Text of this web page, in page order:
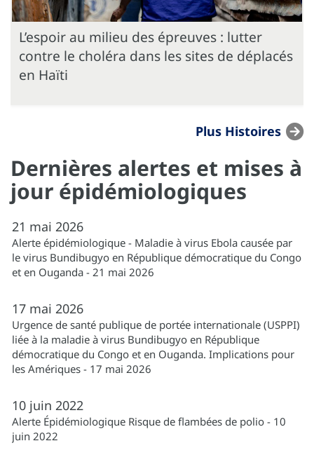
L’espoir au milieu des épreuves : lutter
contre le choléra dans les sites de déplacés
en Haïti
Plus Histoires
Dernières alertes et mises à
jour épidémiologiques
21 mai 2026
Alerte épidémiologique - Maladie à virus Ebola causée par
le virus Bundibugyo en République démocratique du Congo
et en Ouganda - 21 mai 2026
17 mai 2026
Urgence de santé publique de portée internationale (USPPI)
liée à la maladie à virus Bundibugyo en République
démocratique du Congo et en Ouganda. Implications pour
les Amériques - 17 mai 2026
10 juin 2022
Alerte Épidémiologique Risque de flambées de polio - 10
juin 2022